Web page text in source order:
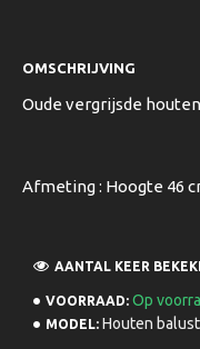
OMSCHRIJVING
Oude vergrijsde
Afmeting : Hoogte 46
VOORRAAD: Op
MODEL: Houten
AANTAL KEER